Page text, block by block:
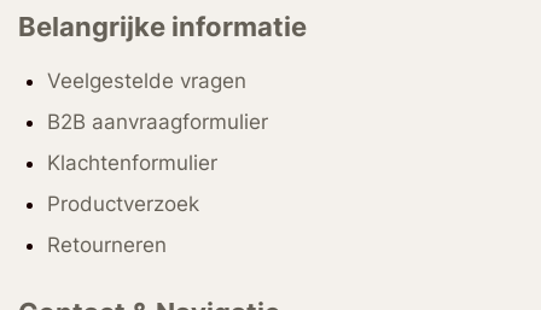
Belangrijke informatie
Veelgestelde vragen
B2B aanvraagformulier
Klachtenformulier
Productverzoek
Retourneren